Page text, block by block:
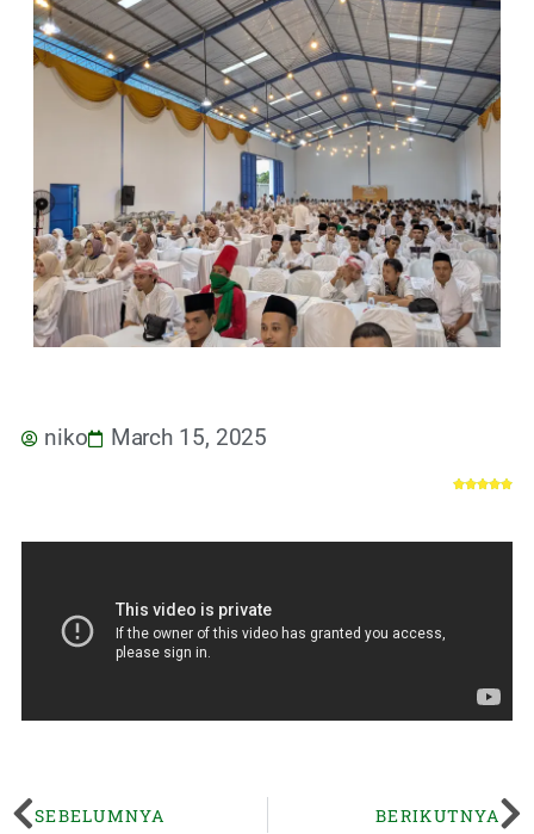
niko March 15, 2025

SEBELUMNYA BERIKUTNYA